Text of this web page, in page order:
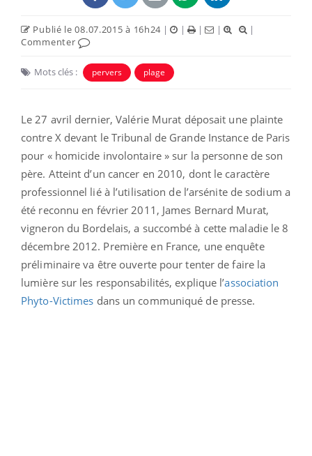
Publié le 08.07.2015 à 16h24 | | | |
|
Commenter
Mots clés : pervers plage
Le 27 avril dernier, Valérie Murat déposait une plainte
contre X devant le Tribunal de Grande Instance de Paris
pour « homicide involontaire » sur la personne de son
père. Atteint d’un cancer en 2010, dont le caractère
professionnel lié à l’utilisation de l’arsénite de sodium a
été reconnu en février 2011, James Bernard Murat,
vigneron du Bordelais, a succombé à cette maladie le 8
décembre 2012. Première en France, une enquête
préliminaire va être ouverte pour tenter de faire la
lumière sur les responsabilités, explique l’association
Phyto-Victimes dans un communiqué de presse.